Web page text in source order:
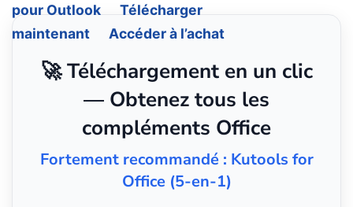
pour Outlook
Télécharger
maintenant
Accéder à l’achat
🚀 Téléchargement en un clic
— Obtenez tous les
compléments Office
Fortement recommandé : Kutools for
Office (5-en-1)